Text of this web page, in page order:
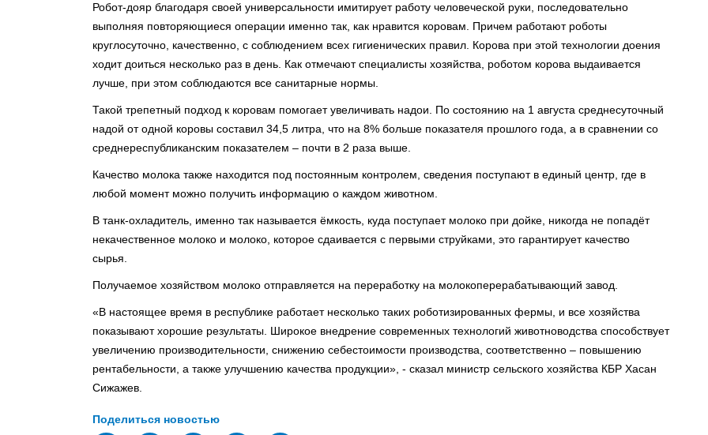
Робот-дояр благодаря своей универсальности имитирует работу человеческой руки, последовательно
выполняя повторяющиеся операции именно так, как нравится коровам. Причем работают роботы
круглосуточно, качественно, с соблюдением всех гигиенических правил. Корова при этой технологии доения
ходит доиться несколько раз в день. Как отмечают специалисты хозяйства, роботом корова выдаивается
лучше, при этом соблюдаются все санитарные нормы.⠀
Такой трепетный подход к коровам помогает увеличивать надои. По состоянию на 1 августа среднесуточный
надой от одной коровы составил 34,5 литра, что на 8% больше показателя прошлого года, а в сравнении со
среднереспубликанским показателем – почти в 2 раза выше.⠀
Качество молока также находится под постоянным контролем, сведения поступают в единый центр, где в
любой момент можно получить информацию о каждом животном.
В танк-охладитель, именно так называется ёмкость, куда поступает молоко при дойке, никогда не попадёт
некачественное молоко и молоко, которое сдаивается с первыми струйками, это гарантирует качество
сырья.⠀
Получаемое хозяйством молоко отправляется на переработку на молокоперерабатывающий завод.
«В настоящее время в республике работает несколько таких роботизированных фермы, и все хозяйства
показывают хорошие результаты. Широкое внедрение современных технологий животноводства способствует
увеличению производительности, снижению себестоимости производства, соответственно – повышению
рентабельности, а также улучшению качества продукции», - сказал министр сельского хозяйства КБР Хасан
Сижажев.
Поделиться новостью